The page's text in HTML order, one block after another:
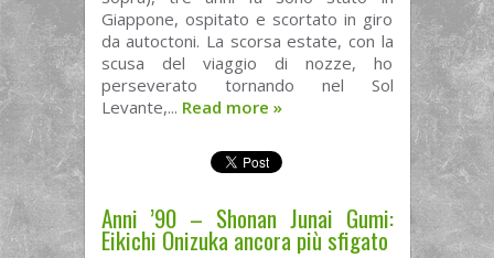
Giappone, ospitato e scortato in giro
da autoctoni. La scorsa estate, con la
scusa del viaggio di nozze, ho
perseverato tornando nel Sol
Levante,... Read more »
Anni ’90 – Shonan Junai Gumi:
Eikichi Onizuka ancora più sfigato